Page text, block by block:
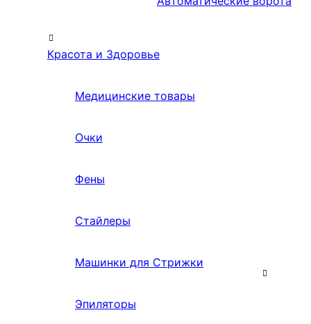
Красота и Здоровье
Медицинские товары
Очки
Фены
Стайлеры
Машинки для Стрижки
Эпиляторы